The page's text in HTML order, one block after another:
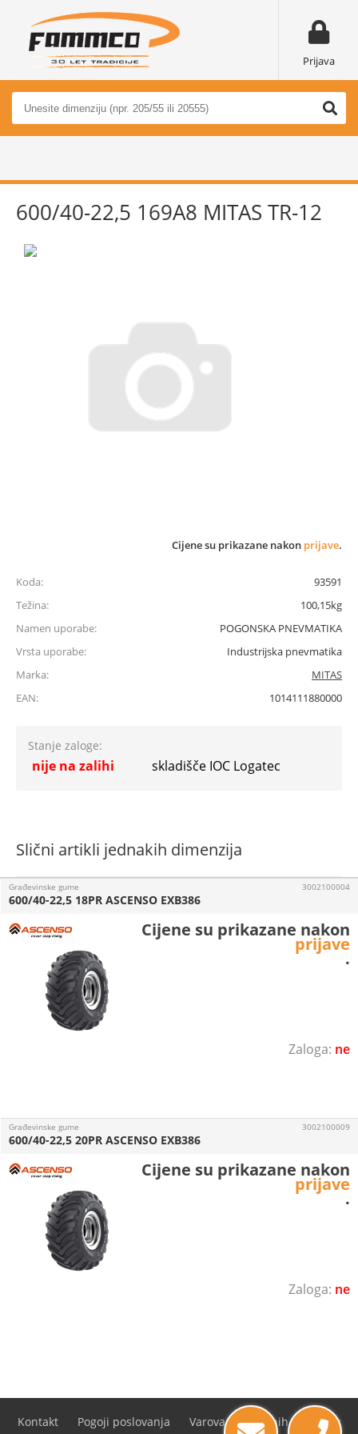
Prijava
600/40-22,5 169A8 MITAS TR-12
Cijene su prikazane nakon prijave.
Koda:
93591
Težina:
100,15kg
Namen uporabe:
POGONSKA PNEVMATIKA
Vrsta uporabe:
Industrijska pnevmatika
Marka:
MITAS
EAN:
1014111880000
Stanje zaloge:
nije na zalihi skladišče IOC Logatec
Slični artikli jednakih dimenzija
ne
Građevinske gume
600/40-22,5 18PR ASCENSO EXB386
3002100004
Cijene su prikazane nakon
prijave
.
ne
Građevinske gume
600/40-22,5 20PR ASCENSO EXB386
3002100009
Cijene su prikazane nakon
prijave
.
Kontakt Pogoji poslovanja Varovanje osebnih podatkov